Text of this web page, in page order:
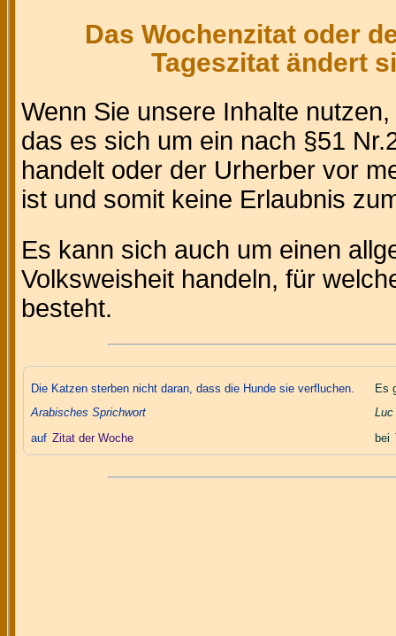
Das Wochenzitat oder
Tageszitat ändert
Wenn Sie unsere Inhalte
das es sich um ein nach §51
handelt oder der Urherber vor
ist und somit keine Erlaubnis
Es kann sich auch um einen
Volksweisheit handeln, für
besteht.
Die Katzen sterben nicht daran, dass die Hunde sie verfluchen.
Arabisches Sprichwort
auf Zitat der Woche
Es
Luc
bei